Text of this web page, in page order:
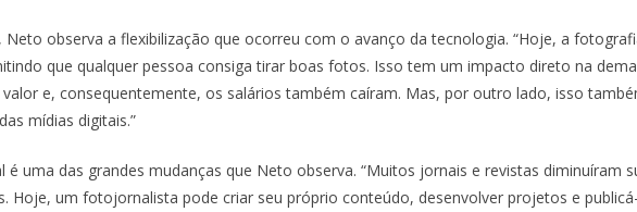
observa a flexibilização que ocorreu com o avanço da tecnologia. “Hoje, a
que qualquer pessoa consiga tirar boas fotos. Isso tem um impacto direto na
e, consequentemente, os salários também caíram. Mas, por outro lado, isso
mídias digitais.”
uma das grandes mudanças que Neto observa. “Muitos jornais e revistas diminuíram
Hoje, um fotojornalista pode criar seu próprio conteúdo, desenvolver projetos e